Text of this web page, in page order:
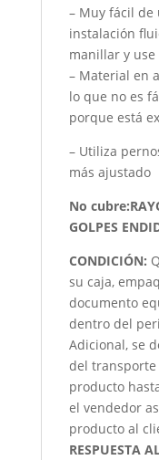
– Muy fácil de
instalación
manillar y use
– Material en
lo que no es
porque está
– Utiliza
más ajustado
No
GOLPES
CONDICIÓN:
su caja,
documento
dentro del
Adicional, se
del transporte
producto
el vendedor
producto al
RESPUESTA